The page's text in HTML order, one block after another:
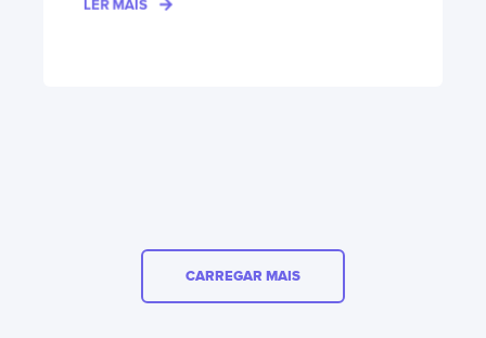
LER MAIS
CARREGAR MAIS